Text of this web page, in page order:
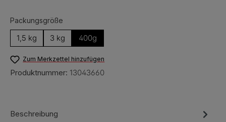
Packungsgröße
1,5 kg 3 kg 400g
Zum Merkzettel hinzufügen
Produktnummer: 13043660
Beschreibung